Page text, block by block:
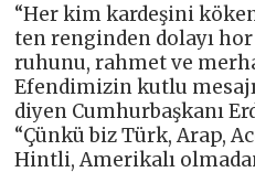
“Her kim kardeşini
ten renginden dolayı
ruhunu, rahmet ve
Efendimizin kutlu
diyen Cumhurbaşkanı
“Çünkü biz Türk, Arap,
Hintli, Amerikalı